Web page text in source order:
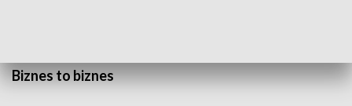
Biznes to biznes